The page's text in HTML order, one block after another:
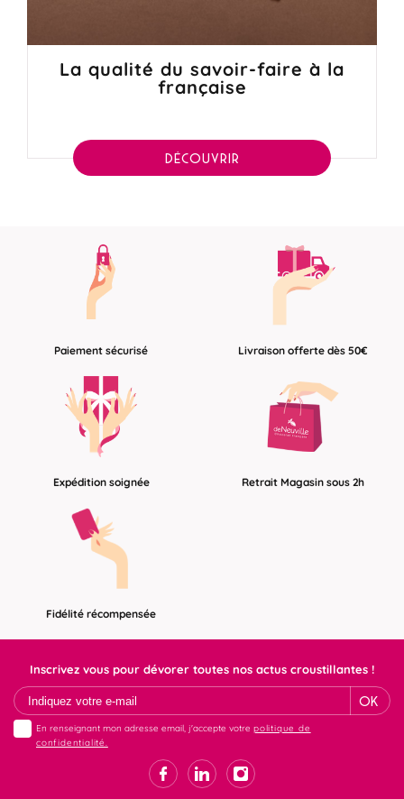
La qualité du savoir-faire à la
française
DÉCOUVRIR
Paiement sécurisé Livraison offerte dès 50€
Expédition soignée Retrait Magasin sous 2h
Fidélité récompensée
Inscrivez vous pour dévorer toutes nos actus croustillantes !
OK
En renseignant mon adresse email, j'accepte votre politique de
confidentialité.